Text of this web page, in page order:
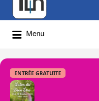
Menu
ENTRÉE GRATUITE